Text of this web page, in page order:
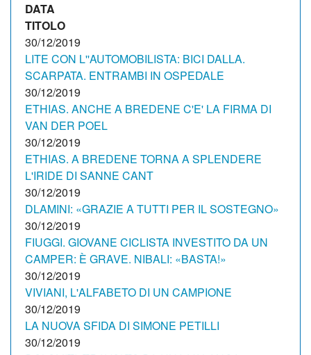
CALENDARIO
OSCAR
ALBI D'ORO
NEWSLETTER
DATA
TITOLO
30/12/2019
LITE CON L''AUTOMOBILISTA: BICI DALLA.
SCARPATA. ENTRAMBI IN OSPEDALE
30/12/2019
ETHIAS. ANCHE A BREDENE C'E' LA FIRMA DI
VAN DER POEL
30/12/2019
ETHIAS. A BREDENE TORNA A SPLENDERE
L'IRIDE DI SANNE CANT
30/12/2019
DLAMINI: «GRAZIE A TUTTI PER IL SOSTEGNO»
30/12/2019
FIUGGI. GIOVANE CICLISTA INVESTITO DA UN
CAMPER: È GRAVE. NIBALI: «BASTA!»
30/12/2019
VIVIANI, L'ALFABETO DI UN CAMPIONE
30/12/2019
LA NUOVA SFIDA DI SIMONE PETILLI
30/12/2019